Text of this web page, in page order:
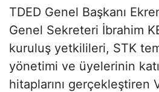
TDED Genel Başkanı
Genel Sekreteri İbrahim
kuruluş yetkilileri, STK
yönetimi ve üyelerinin
hitaplarını gerçekleştiren